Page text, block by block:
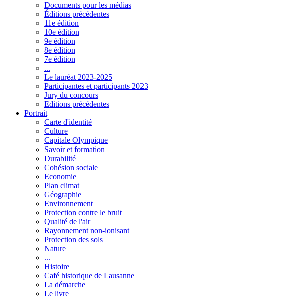
Documents pour les médias
Éditions précédentes
11e édition
10e édition
9e édition
8e édition
7e édition
...
Le lauréat 2023-2025
Participantes et participants 2023
Jury du concours
Editions précédentes
Portrait
Carte d'identité
Culture
Capitale Olympique
Savoir et formation
Durabilité
Cohésion sociale
Economie
Plan climat
Géographie
Environnement
Protection contre le bruit
Qualité de l'air
Rayonnement non-ionisant
Protection des sols
Nature
...
Histoire
Café historique de Lausanne
La démarche
Le livre